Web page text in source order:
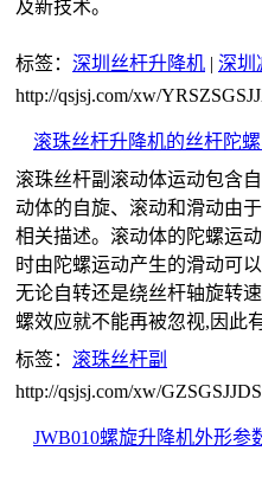
及新技术。
标签： 深圳丝杆升降机 | 深圳
http://qsjsj.com/xw/
滚珠丝杆升降机的丝杆陀
滚珠丝杆副滚动体运动包含
动体的自旋、滚动和滑动由
相关描述。滚动体的陀螺运
时由陀螺运动产生的滑动可
无论自转还是绕丝杆轴旋转
螺效应就不能再被忽视,因此
标签： 滚珠丝杆副
http://qsjsj.com/xw/
JWB010螺旋升降机外形参